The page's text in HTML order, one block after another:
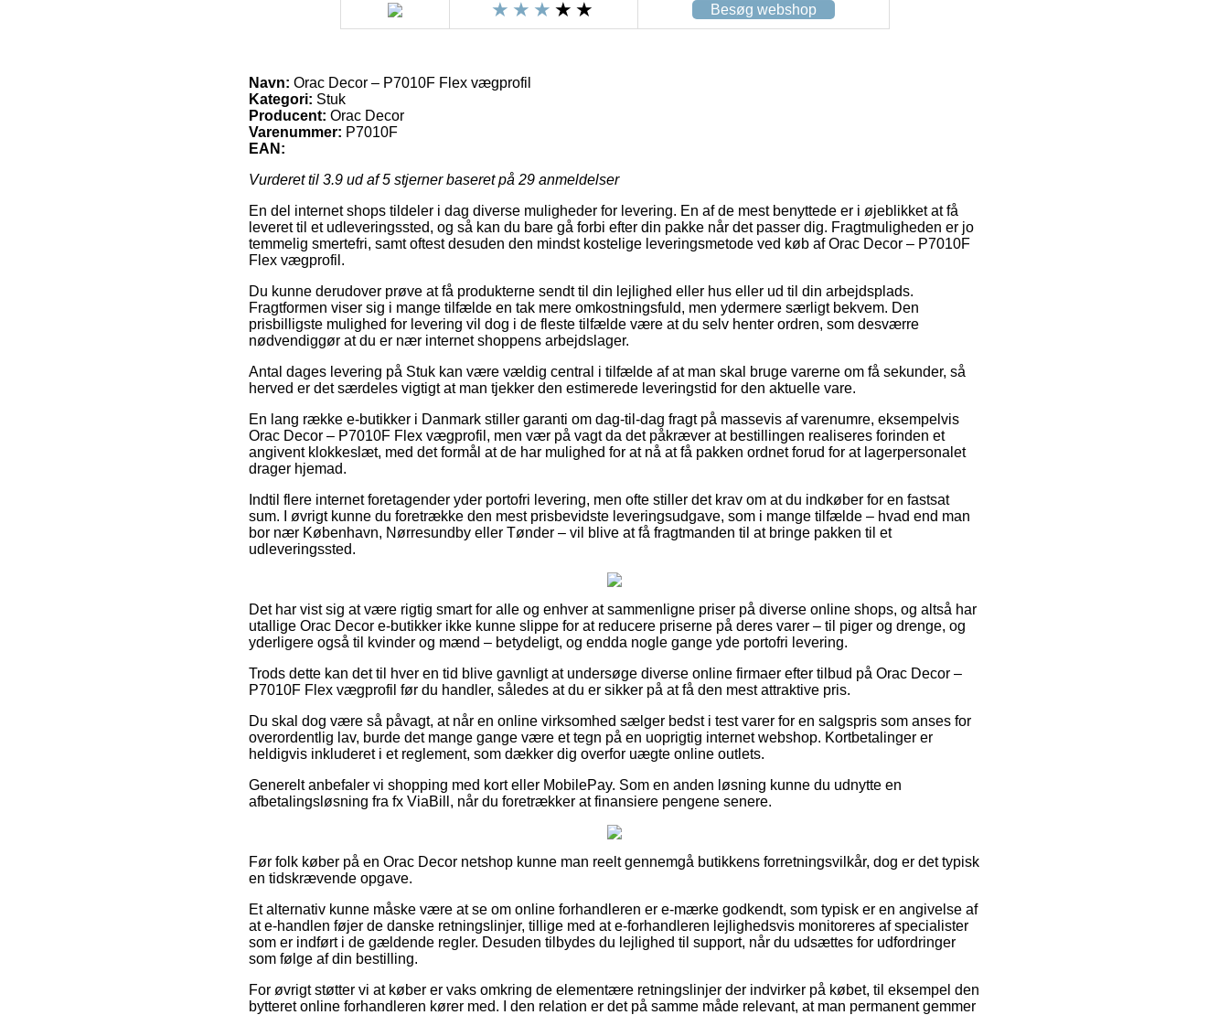
Besøg webshop
Navn: Orac Decor – P7010F Flex vægprofil
Kategori: Stuk
Producent: Orac Decor
Varenummer: P7010F
EAN:
Vurderet til 3.9 ud af 5 stjerner baseret på 29 anmeldelser
En del internet shops tildeler i dag diverse muligheder for levering. En af de mest benyttede er i øjeblikket at få
leveret til et udleveringssted, og så kan du bare gå forbi efter din pakke når det passer dig. Fragtmuligheden er jo
temmelig smertefri, samt oftest desuden den mindst kostelige leveringsmetode ved køb af Orac Decor – P7010F
Flex vægprofil.
Du kunne derudover prøve at få produkterne sendt til din lejlighed eller hus eller ud til din arbejdsplads.
Fragtformen viser sig i mange tilfælde en tak mere omkostningsfuld, men ydermere særligt bekvem. Den
prisbilligste mulighed for levering vil dog i de fleste tilfælde være at du selv henter ordren, som desværre
nødvendiggør at du er nær internet shoppens arbejdslager.
Antal dages levering på Stuk kan være vældig central i tilfælde af at man skal bruge varerne om få sekunder, så
herved er det særdeles vigtigt at man tjekker den estimerede leveringstid for den aktuelle vare.
En lang række e-butikker i Danmark stiller garanti om dag-til-dag fragt på massevis af varenumre, eksempelvis
Orac Decor – P7010F Flex vægprofil, men vær på vagt da det påkræver at bestillingen realiseres forinden et
angivent klokkeslæt, med det formål at de har mulighed for at nå at få pakken ordnet forud for at lagerpersonalet
drager hjemad.
Indtil flere internet foretagender yder portofri levering, men ofte stiller det krav om at du indkøber for en fastsat
sum. I øvrigt kunne du foretrække den mest prisbevidste leveringsudgave, som i mange tilfælde – hvad end man
bor nær København, Nørresundby eller Tønder – vil blive at få fragtmanden til at bringe pakken til et
udleveringssted.
Det har vist sig at være rigtig smart for alle og enhver at sammenligne priser på diverse online shops, og altså har
utallige Orac Decor e-butikker ikke kunne slippe for at reducere priserne på deres varer – til piger og drenge, og
yderligere også til kvinder og mænd – betydeligt, og endda nogle gange yde portofri levering.
Trods dette kan det til hver en tid blive gavnligt at undersøge diverse online firmaer efter tilbud på Orac Decor –
P7010F Flex vægprofil før du handler, således at du er sikker på at få den mest attraktive pris.
Du skal dog være så påvagt, at når en online virksomhed sælger bedst i test varer for en salgspris som anses for
overordentlig lav, burde det mange gange være et tegn på en uoprigtig internet webshop. Kortbetalinger er
heldigvis inkluderet i et reglement, som dækker dig overfor uægte online outlets.
Generelt anbefaler vi shopping med kort eller MobilePay. Som en anden løsning kunne du udnytte en
afbetalingsløsning fra fx ViaBill, når du foretrækker at finansiere pengene senere.
Før folk køber på en Orac Decor netshop kunne man reelt gennemgå butikkens forretningsvilkår, dog er det typisk
en tidskrævende opgave.
Et alternativ kunne måske være at se om online forhandleren er e-mærke godkendt, som typisk er en angivelse af
at e-handlen føjer de danske retningslinjer, tillige med at e-forhandleren lejlighedsvis monitoreres af specialister
som er indført i de gældende regler. Desuden tilbydes du lejlighed til support, når du udsættes for udfordringer
som følge af din bestilling.
For øvrigt støtter vi at køber er vaks omkring de elementære retningslinjer der indvirker på købet, til eksempel den
bytteret online forhandleren kører med. I den relation er det på samme måde relevant, at man permanent gemmer